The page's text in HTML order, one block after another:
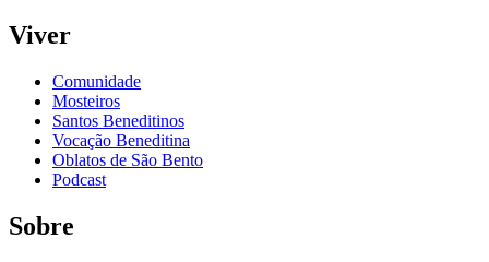
Viver
Comunidade
Mosteiros
Santos Beneditinos
Vocação Beneditina
Oblatos de São Bento
Podcast
Sobre